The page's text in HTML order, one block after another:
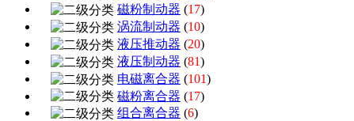
磁粉制动器 (17)
涡流制动器 (10)
液压推动器 (20)
液压制动器 (81)
电磁离合器 (101)
磁粉离合器 (17)
组合离合器 (6)